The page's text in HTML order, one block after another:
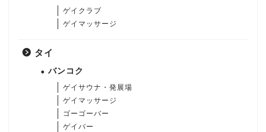
ゲイクラブ
ゲイマッサージ
タイ
バンコク
ゲイサウナ・発展場
ゲイマッサージ
ゴーゴーバー
ゲイバー